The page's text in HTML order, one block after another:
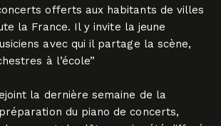
offerts aux habitants de villes
la France. Il y invite la jeune
avec qui il partage la scène,
à l’école”
la dernière semaine de la
du piano de concerts,